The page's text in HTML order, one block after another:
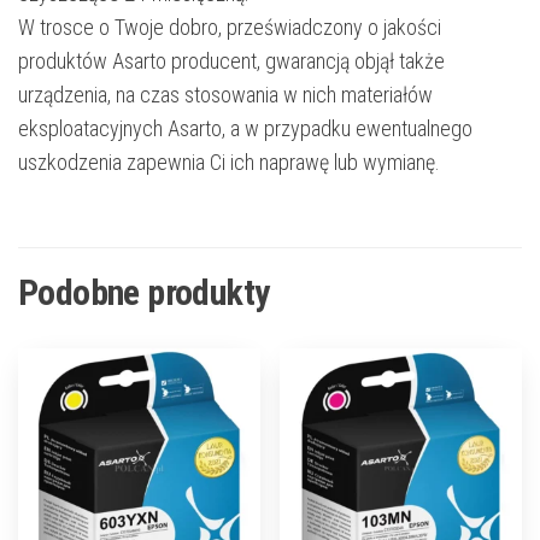
W trosce o Twoje dobro, przeświadczony o jakości
produktów Asarto producent, gwarancją objął także
urządzenia, na czas stosowania w nich materiałów
eksploatacyjnych Asarto, a w przypadku ewentualnego
uszkodzenia zapewnia Ci ich naprawę lub wymianę.
Podobne produkty